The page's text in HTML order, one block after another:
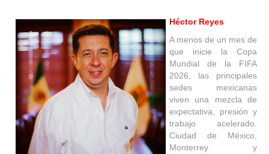
Héctor Reyes
A menos de un mes de
que inicie la Copa
Mundial de la FIFA
2026, las principales
sedes mexicanas
viven una mezcla de
expectativa, presión y
trabajo acelerado.
Ciudad de México,
Monterrey y